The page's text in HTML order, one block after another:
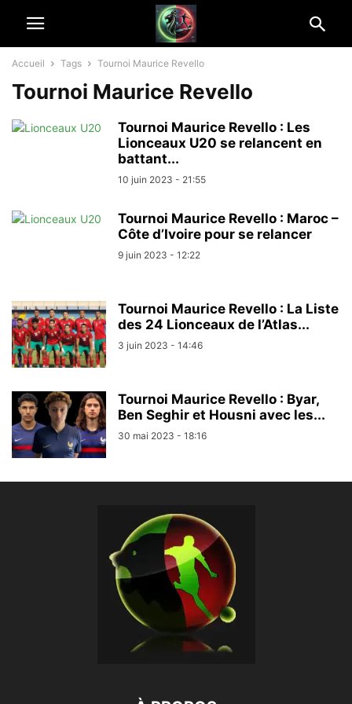
Accueil Tags Tournoi Maurice Revello
Tournoi Maurice Revello
Tournoi Maurice Revello : Les
Lionceaux U20 se relancent en
battant...
10 juin 2023 - 21:55
Tournoi Maurice Revello : Maroc –
Côte d’Ivoire pour se relancer
9 juin 2023 - 12:22
Tournoi Maurice Revello : La Liste
des 24 Lionceaux de l’Atlas...
3 juin 2023 - 14:46
Tournoi Maurice Revello : Byar,
Ben Seghir et Housni avec les...
30 mai 2023 - 18:16